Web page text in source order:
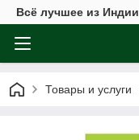
Всё лучшее из Индии
Товары и услуги